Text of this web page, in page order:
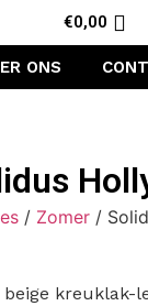
€0,00
ONS
/ Zomer/
beige kreuklak-